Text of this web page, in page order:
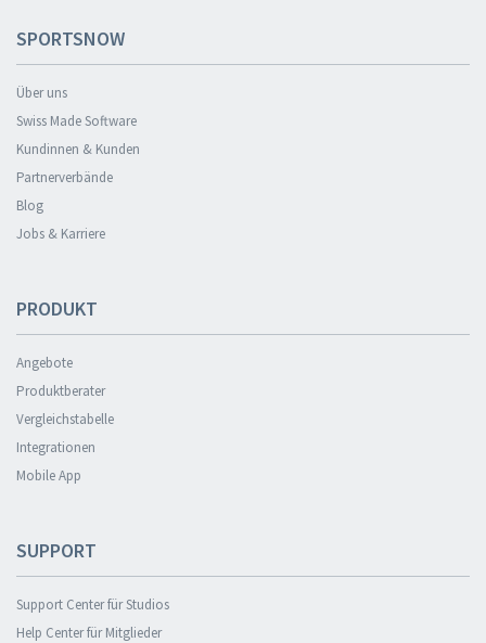
SPORTSNOW
Über uns
Swiss Made Software
Kundinnen & Kunden
Partnerverbände
Blog
Jobs & Karriere
PRODUKT
Angebote
Produktberater
Vergleichstabelle
Integrationen
Mobile App
SUPPORT
Support Center für Studios
Help Center für Mitglieder